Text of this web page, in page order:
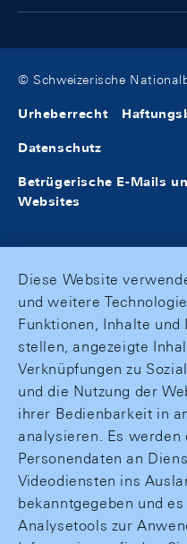
© Schweizerische
Urheberrecht
Datenschutz
Betrügerische E-Mails
Websites
Diese Website
und weitere
Funktionen, Inhalte und
stellen, angezeigte
Verknüpfungen zu
und die Nutzung der
ihrer Bedienbarkeit in
analysieren. Es werden
Personendaten an
Videodiensten ins
bekanntgegeben und
Analysetools zur